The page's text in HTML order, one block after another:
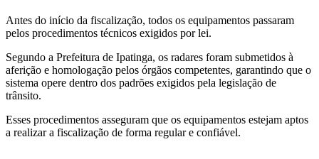
Antes do início da fiscalização, todos os equipamentos passaram
pelos procedimentos técnicos exigidos por lei.
Segundo a Prefeitura de Ipatinga, os radares foram submetidos à
aferição e homologação pelos órgãos competentes, garantindo que o
sistema opere dentro dos padrões exigidos pela legislação de
trânsito.
Esses procedimentos asseguram que os equipamentos estejam aptos
a realizar a fiscalização de forma regular e confiável.